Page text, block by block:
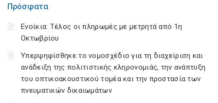
Πρόσφατα
Ενοίκια: Τέλος οι πληρωμές με μετρητά από 1η
Οκτωβρίου
Υπερψηφίσθηκε το νομοσχέδιο για τη διαχείριση και
ανάδειξη της πολιτιστικής κληρονομιάς, την ανάπτυξη
του οπτικοακουστικού τομέα και την προστασία των
πνευματικών δικαιωμάτων